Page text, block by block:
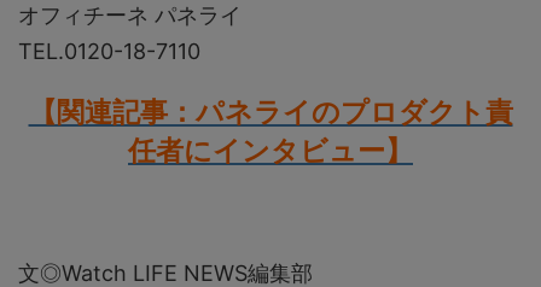
オフィチーネ パネライ
TEL.0120-18-7110
【関連記事：パネライのプロダクト責
任者にインタビュー】
文◎Watch LIFE NEWS編集部